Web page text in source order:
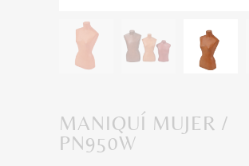
MANIQUÍ MUJER /
PN950W